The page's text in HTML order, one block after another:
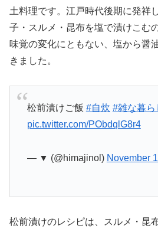
土料理です。江戸時代後期に発祥
子・スルメ・昆布を塩で漬けこむ
味覚の変化にともない、塩から醤
きました。
松前漬けご飯 #自炊 #雑な暮ら
pic.twitter.com/PObdqlG8r4
— ▼ (@himajinol) November
松前漬けのレシピは、スルメ・昆